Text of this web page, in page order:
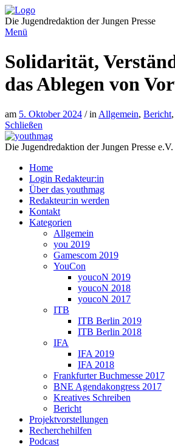
Direkt
zum
Inhalt
Die Jugendredaktion der Jungen Presse
Menü
Solidarität,
das Ablegen von
am 5. Oktober 2024 / in Allgemein, Bericht,
Schließen
Die Jugendredaktion der Jungen Presse e.V.
Home
Login Redakteur:in
Über das youthmag
Redakteur:in werden
Kontakt
Kategorien
Allgemein
you 2019
Gamescom 2019
YouCon
youcoN 2019
youcoN 2018
youcoN 2017
ITB
ITB Berlin 2019
ITB Berlin 2018
IFA
IFA 2019
IFA 2018
Frankfurter Buchmesse 2017
BNE Agendakongress 2017
Kreatives Schreiben
Bericht
Projektvorstellungen
Recherchehilfen
Podcast